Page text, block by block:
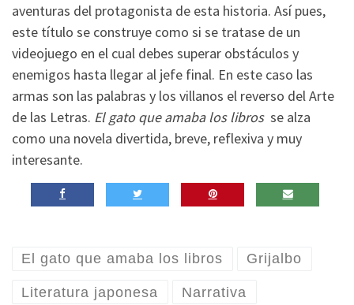
aventuras del protagonista de esta historia. Así pues,
este título se construye como si se tratase de un
videojuego en el cual debes superar obstáculos y
enemigos hasta llegar al jefe final. En este caso las
armas son las palabras y los villanos el reverso del Arte
de las Letras. El gato que amaba los librosse alza
como una novela divertida, breve, reflexiva y muy
interesante.
El gato que amaba los libros Grijalbo
Literatura japonesa Narrativa